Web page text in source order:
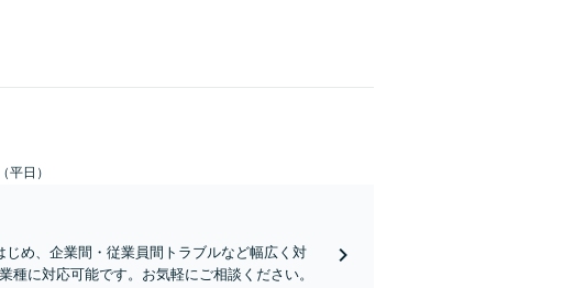
平日）
じめ、企業間・従業員間トラブルなど幅広く対
に対応可能です。お気軽にご相談ください。